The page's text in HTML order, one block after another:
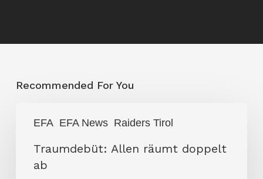
Recommended For You
EFA EFA News Raiders Tirol
Allen
räumt
doppelt
Traumdebüt: Allen räumt doppelt
ab